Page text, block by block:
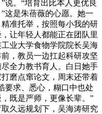
说。“培育出比本人更优良
这是朱蓓薇的心愿。她一
准托举，按照每小我的研
让年轻人都能正在团队里
业大学食物学院院长吴海
，教员一边扛起科研攻坚
全力教书育人。白日她手
磨点窜论文，周末还带着
要求、悉心，糊口中也处
既是严师，更像长辈。”
久远规划下，吴海涛研究